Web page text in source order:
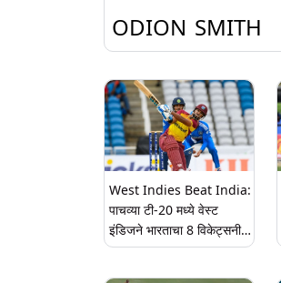
ODION SMITH
West Indies Beat India:
पाचव्या टी-20 मध्ये वेस्ट
इंडिजने भारताचा 8 विकेट्सनी
केली पराभव, टीम इंडियाने